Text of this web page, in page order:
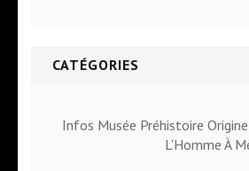
CATÉGORIES
Infos Musée Préhistoire
L'Homme À